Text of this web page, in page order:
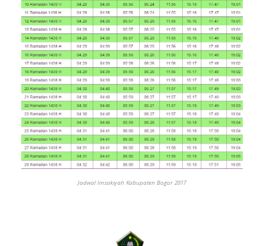
Jadwal Imsakiyah Kabupaten Bogor 2017